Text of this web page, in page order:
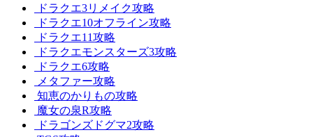
ドラクエ3リメイク攻略
ドラクエ10オフライン攻略
ドラクエ11攻略
ドラクエモンスターズ3攻略
ドラクエ6攻略
メタファー攻略
知恵のかりもの攻略
魔女の泉R攻略
ドラゴンズドグマ2攻略